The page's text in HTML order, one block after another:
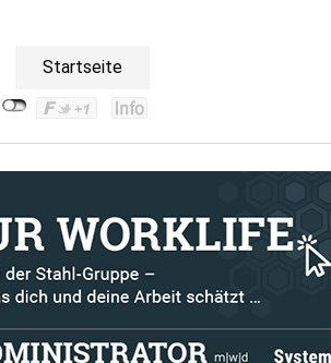
Startseite